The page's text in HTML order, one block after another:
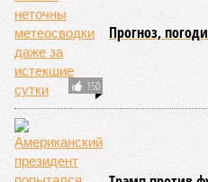
12:51
Турагент обманула
туры на концерт BTS
12:37
Психолог объяснила
после 30 лет
12:36
Американцы охотно
12:29
Финляндия объяснила
Украине ракеты Patriot